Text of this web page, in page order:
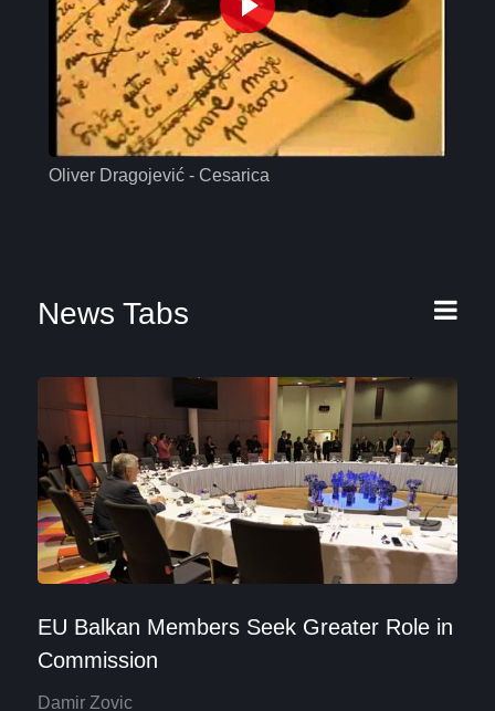
Oliver Dragojević - Cesarica
News Tabs
EU Balkan Members Seek Greater Role in
Commission
Damir Zovic